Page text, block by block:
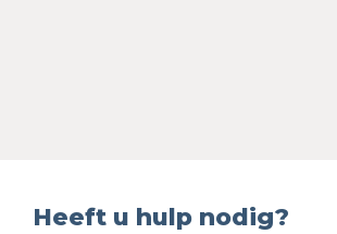
Heeft u hulp nodig?